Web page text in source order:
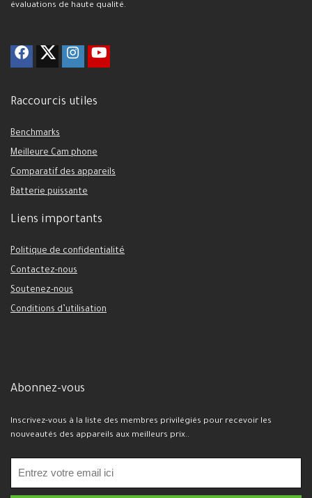
évaluations de haute qualité.
Raccourcis utiles
Benchmarks
Meilleure Cam phone
Comparatif des appareils
Batterie puissante
Liens importants
Politique de confidentialité
Contactez-nous
Soutenez-nous
Conditions d’utilisation
Abonnez-vous
Inscrivez-vous à la liste des membres privilégiés pour recevoir les
nouveautés des appareils aux meilleurs prix..